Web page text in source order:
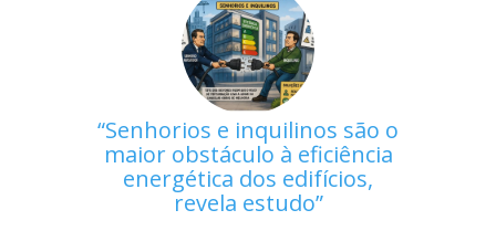
Senhorios e inquilinos são o
maior obstáculo à eficiência
energética dos edifícios,
revela estudo